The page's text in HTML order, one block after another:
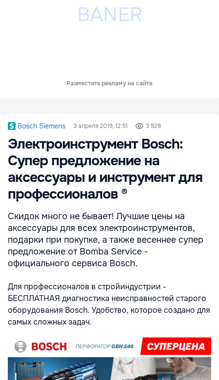
Разместить рекламу на сайте
Bosch Siemens 3 апреля 2019, 12:51 3 928
Электроинструмент Bosch:
Супер предложение на
аксессуары и инструмент для
профессионалов ®
Скидок много не бывает! Лучшие цены на
аксессуары для всех электроинструментов,
подарки при покупке, а также весеннее супер
предложение от Bomba Service -
официального сервиса Bosch.
Для профессионалов в стройиндустрии -
БЕСПЛАТНАЯ диагностика неисправностей старого
оборудования Bosch. Удобство, которое создано для
самых сложных задач.